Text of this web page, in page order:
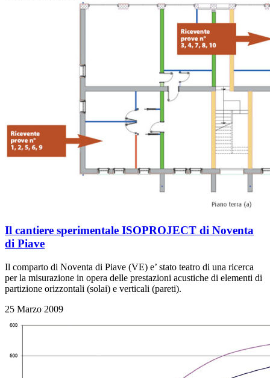
Il cantiere sperimentale ISOPROJECT di Noventa
di Piave
Il comparto di Noventa di Piave (VE) e’ stato teatro di una ricerca
per la misurazione in opera delle prestazioni acustiche di elementi di
partizione orizzontali (solai) e verticali (pareti).
25 Marzo 2009